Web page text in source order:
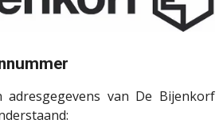
adresgegevens van De Bijenkorf